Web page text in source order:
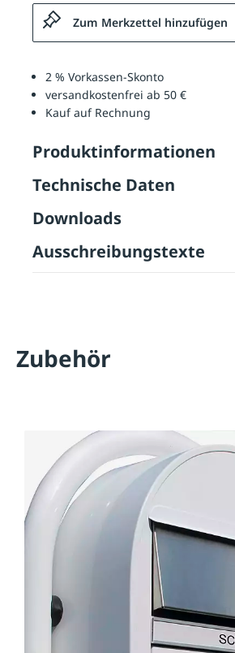
Zum Merkzettel hinzufügen
2 % Vorkassen-Skonto
versandkostenfrei ab 50 €
Kauf auf Rechnung
Produktinformationen
Technische Daten
Downloads
Ausschreibungstexte
Zubehör